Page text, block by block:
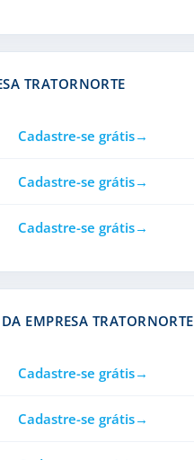
TRATORNORTE
Cadastre-se grátis
Cadastre-se grátis
Cadastre-se grátis
EMPRESA TRATORNORTE
Cadastre-se grátis
Cadastre-se grátis